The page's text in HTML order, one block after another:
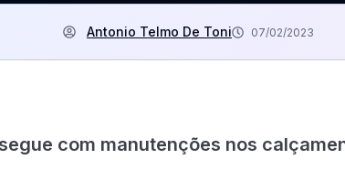
Antonio Telmo De Toni 07/02/2023
com manutenções nos